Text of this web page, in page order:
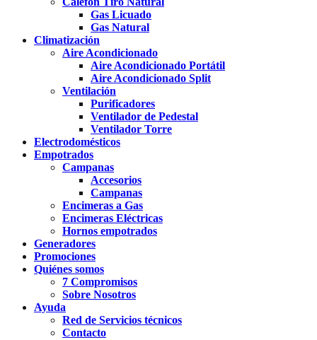
Gas Licuado
Gas Natural
Climatización
Aire Acondicionado
Aire Acondicionado Portátil
Aire Acondicionado Split
Ventilación
Purificadores
Ventilador de Pedestal
Ventilador Torre
Electrodomésticos
Empotrados
Campanas
Accesorios
Campanas
Encimeras a Gas
Encimeras Eléctricas
Hornos empotrados
Generadores
Promociones
Quiénes somos
7 Compromisos
Sobre Nosotros
Ayuda
Red de Servicios técnicos
Contacto